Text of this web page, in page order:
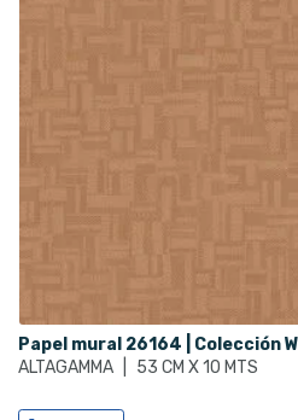
Papel mural 26164 | Colección
ALTAGAMMA
53 CM X 10 MTS